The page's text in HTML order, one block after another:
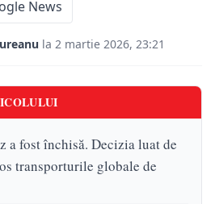
News
la 2 martie 2026, 23:21
a fost închisă. Decizia luat de
transporturile globale de